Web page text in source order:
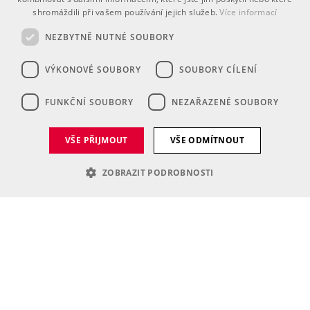
Je i vaše školství inspirativní a plné
nápadů?
shromáždili při vašem používání jejich služeb.Více informací
NEZBYTNĚ NUTNÉ SOUBORY
VÝKONOVÉ SOUBORY SOUBORY CÍLENÍ
FUNKČNÍ SOUBORY NEZAŘAZENÉ SOUBORY
VŠE PŘIJMOUT VŠE ODMÍTNOUT
ZOBRAZIT PODROBNOSTI